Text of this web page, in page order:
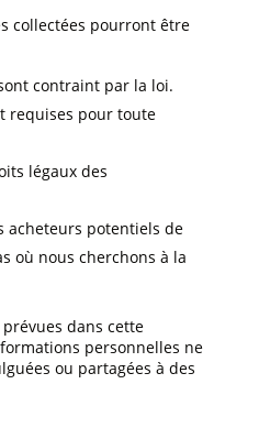
collectées pourront être
contraint par la loi.
requises pour toute
légaux des
acheteurs potentiels de
où nous cherchons à la
dans cette
personnelles ne
ou partagées à des